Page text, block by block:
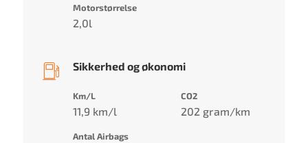
Motorstørrelse
2,0l
Sikkerhed og økonomi
Km/L
11,9 km/l
CO2
202 gram/km
Antal Airbags